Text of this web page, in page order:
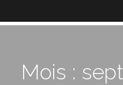
Mois :